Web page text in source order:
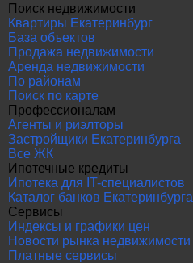
Поиск недвижимости
Квартиры Екатеринбург
База объектов
Продажа недвижимости
Аренда недвижимости
По районам
Поиск по карте
Профессионалам
Агенты и риэлторы
Застройщики Екатеринбурга
Все ЖК
Ипотечные кредиты
Ипотека для IT-специалистов
Каталог банков Екатеринбурга
Сервисы
Индексы и графики цен
Новости рынка недвижимости
Платные сервисы